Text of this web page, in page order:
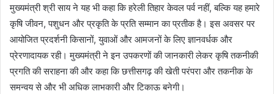
मुख्यमंत्री श्री साय ने यह भी कहा कि हरेली तिहार केवल पर्व नहीं, बल्कि यह हमारे
कृषि जीवन, पशुधन और प्रकृति के प्रति सम्मान का प्रतीक है। इस अवसर पर
आयोजित प्रदर्शनी किसानों, युवाओं और आमजनों के लिए ज्ञानवर्धक और
प्रेरणादायक रही। मुख्यमंत्री ने इन उपकरणों की जानकारी लेकर कृषि तकनीकी
प्रगति की सराहना की और कहा कि छत्तीसगढ़ की खेती परंपरा और तकनीक के
समन्वय से और भी अधिक लाभकारी और टिकाऊ बनेगी।